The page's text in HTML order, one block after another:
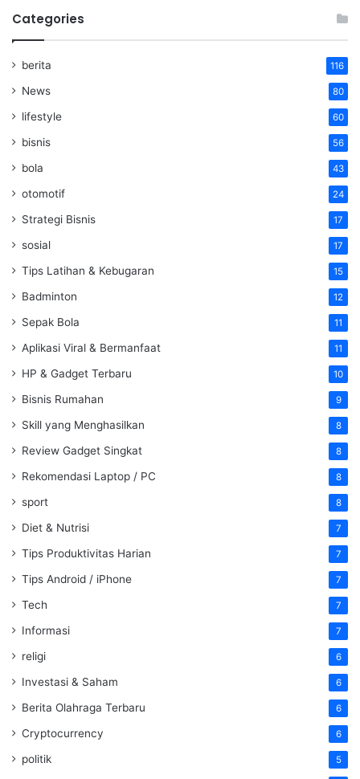
Categories
berita 116
News 80
lifestyle 60
bisnis 56
bola 43
otomotif 24
Strategi Bisnis 17
sosial 17
Tips Latihan & Kebugaran 15
Badminton 12
Sepak Bola 11
Aplikasi Viral & Bermanfaat 11
HP & Gadget Terbaru 10
Bisnis Rumahan 9
Skill yang Menghasilkan 8
Review Gadget Singkat 8
Rekomendasi Laptop / PC 8
sport 8
Diet & Nutrisi 7
Tips Produktivitas Harian 7
Tips Android / iPhone 7
Tech 7
Informasi 7
religi 6
Investasi & Saham 6
Berita Olahraga Terbaru 6
Cryptocurrency 6
politik 5